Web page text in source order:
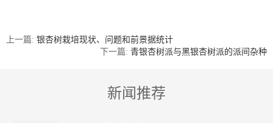
上一篇: 银杏树栽培现状、问题和前景据统计
下一篇: 青银杏树派与黑银杏树派的派间杂种
新闻推荐